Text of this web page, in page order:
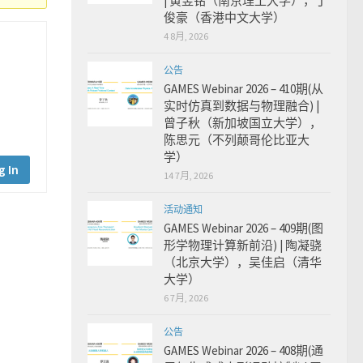
In
俊豪（香港中文大学）
4 8月, 2026
公告
GAMES Webinar 2026 – 410期(从
实时仿真到数据与物理融合) |
曾子秋（新加坡国立大学），
陈思元（不列颠哥伦比亚大
学）
14 7月, 2026
活动通知
GAMES Webinar 2026 – 409期(图
形学物理计算新前沿) | 陶凝骁
（北京大学），吴佳启（清华
大学）
6 7月, 2026
公告
GAMES Webinar 2026 – 408期(通